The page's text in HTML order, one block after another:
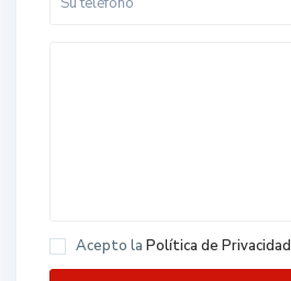
Acepto laPolítica de Privacidad